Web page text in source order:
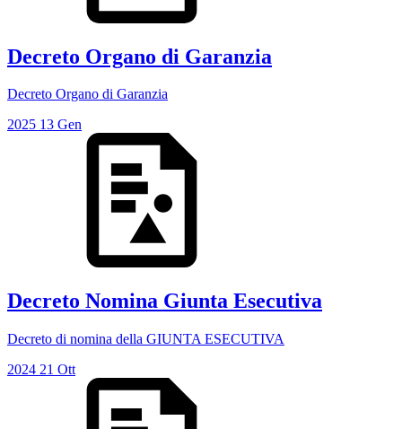
Decreto Organo di Garanzia
Decreto Organo di Garanzia
2025 13 Gen
Decreto Nomina Giunta Esecutiva
Decreto di nomina della GIUNTA ESECUTIVA
2024 21 Ott